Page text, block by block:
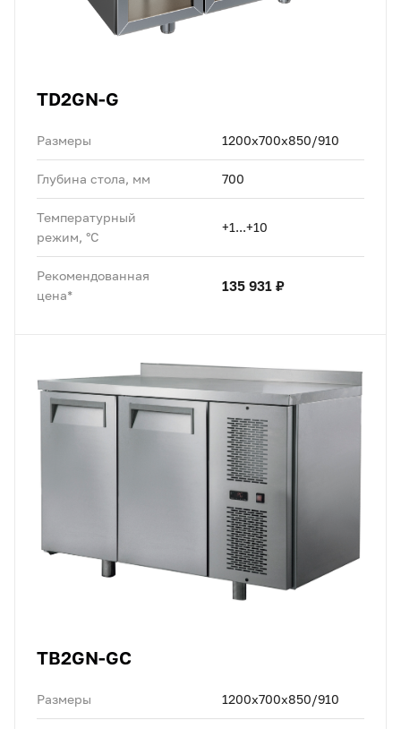
TD2GN-G
Размеры 1200x700x850/910
Глубина стола, мм 700
Температурный
режим, °C
+1...+10
Рекомендованная
цена*
135 931 ₽
TB2GN-GC
Размеры 1200х700х850/910